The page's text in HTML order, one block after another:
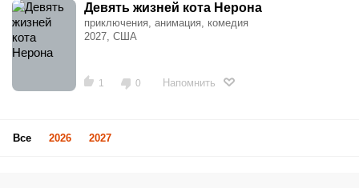
Девять жизней кота Нерона
приключения, анимация, комедия
2027, США
1 0 Напомнить
Все 2026 2027